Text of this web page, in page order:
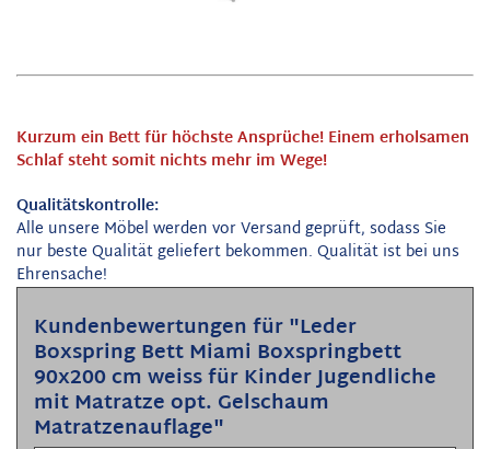
Kurzum ein Bett für höchste Ansprüche! Einem erholsamen
Schlaf steht somit nichts mehr im Wege!
Qualitätskontrolle:
Alle unsere Möbel werden vor Versand geprüft, sodass Sie
nur beste Qualität geliefert bekommen. Qualität ist bei uns
Ehrensache!
Kundenbewertungen für "Leder
Boxspring Bett Miami Boxspringbett
90x200 cm weiss für Kinder Jugendliche
mit Matratze opt. Gelschaum
Matratzenauflage"